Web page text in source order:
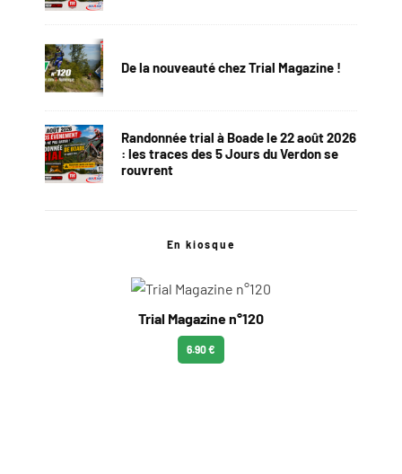
De la nouveauté chez Trial Magazine !
Randonnée trial à Boade le 22 août 2026
: les traces des 5 Jours du Verdon se
rouvrent
En kiosque
Trial Magazine n°120
6.90 €